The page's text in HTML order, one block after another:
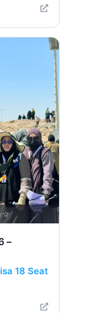
–
18 Seat